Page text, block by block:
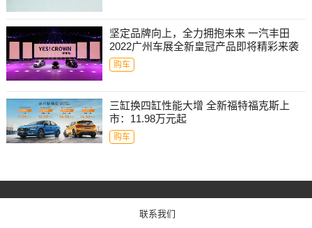
坚定品牌向上，全力拥抱未来 一汽丰田
2022广州车展全新皇冠产品即将精彩来袭
购车
三缸换四缸性能大增 全新福特福克斯上
市：11.98万元起
购车
联系我们